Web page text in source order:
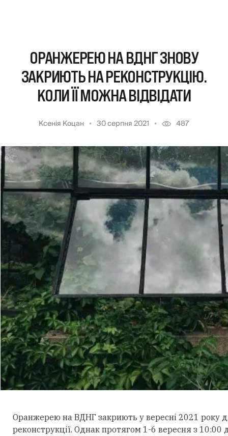
ОРАНЖЕРЕЮ НА ВДНГ ЗНОВУ
ЗАКРИЮТЬ НА РЕКОНСТРУКЦІЮ.
КОЛИ ЇЇ МОЖНА ВІДВІДАТИ
Ксенія Коцан 30 серпня 2021 487
Оранжерею на ВДНГ закриють у вересні 2021 року
реконструкції. Однак протягом 1-6 вересня з 10:00